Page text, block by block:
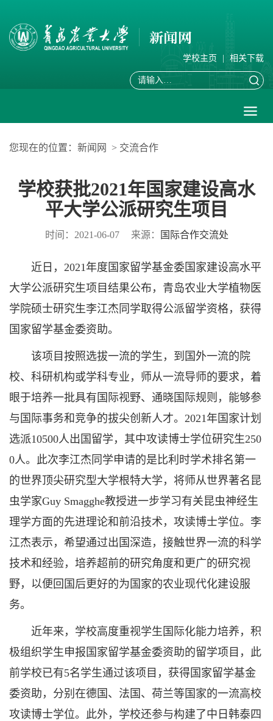
学校主页 相关下载
您现在的位置： 新闻网 > 交流合作
学校获批2021年国家建设高水
平大学公派研究生项目
时间：2021-06-07 来源： 国际合作交流处
近日，2021年度国家留学基金委国家建设高水平
大学公派研究生项目结果公布，青岛农业大学植物医
学院硕士研究生李江杰同学取得公派留学资格，获得
国家留学基金委资助。
该项目按照选拔一流的学生，到国外一流的院
校、科研机构或学科专业，师从一流导师的要求，着
眼于培养一批具有国际视野、通晓国际规则，能够参
与国际事务和竞争的拔尖创新人才。2021年国家计划
选派10500人出国留学，其中攻读博士学位研究生250
0人。此次李江杰同学申请的是比利时学术排名第一
的世界顶尖研究型大学根特大学，将师从世界著名昆
虫学家Guy Smagghe教授进一步学习有关昆虫神经生
理学方面的先进理论和前沿技术，攻读博士学位。李
江杰表示，希望通过出国深造，接触世界一流的科学
技术和经验，培养超前的研究角度和更广的研究视
野，以便回国后更好的为国家的农业现代化建设服
务。
近年来，学校高度重视学生国际化能力培养，积
极组织学生申报国家留学基金委资助的留学项目，此
前学校已有5名学生通过该项目，获得国家留学基金
委资助，分别在德国、法国、荷兰等国家的一流高校
攻读博士学位。此外，学校还参与构建了中日韩泰四